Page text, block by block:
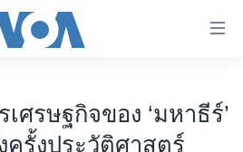
ศรษฐกิจของ ‘มหาธีร์’
ครั้งประวัติศาสตร์